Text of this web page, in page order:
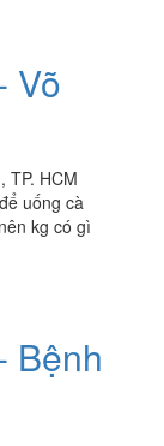
HCM
uống cà